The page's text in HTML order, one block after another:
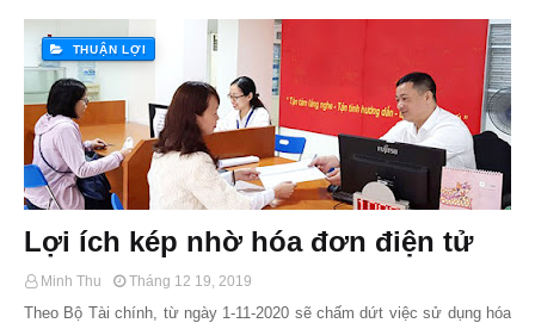
THUẬN LỢI
Lợi ích kép nhờ hóa đơn điện tử
Minh Thu Tháng 12 19, 2019
Theo Bộ Tài chính, từ ngày 1-11-2020 sẽ chấm dứt việc sử dụng hóa